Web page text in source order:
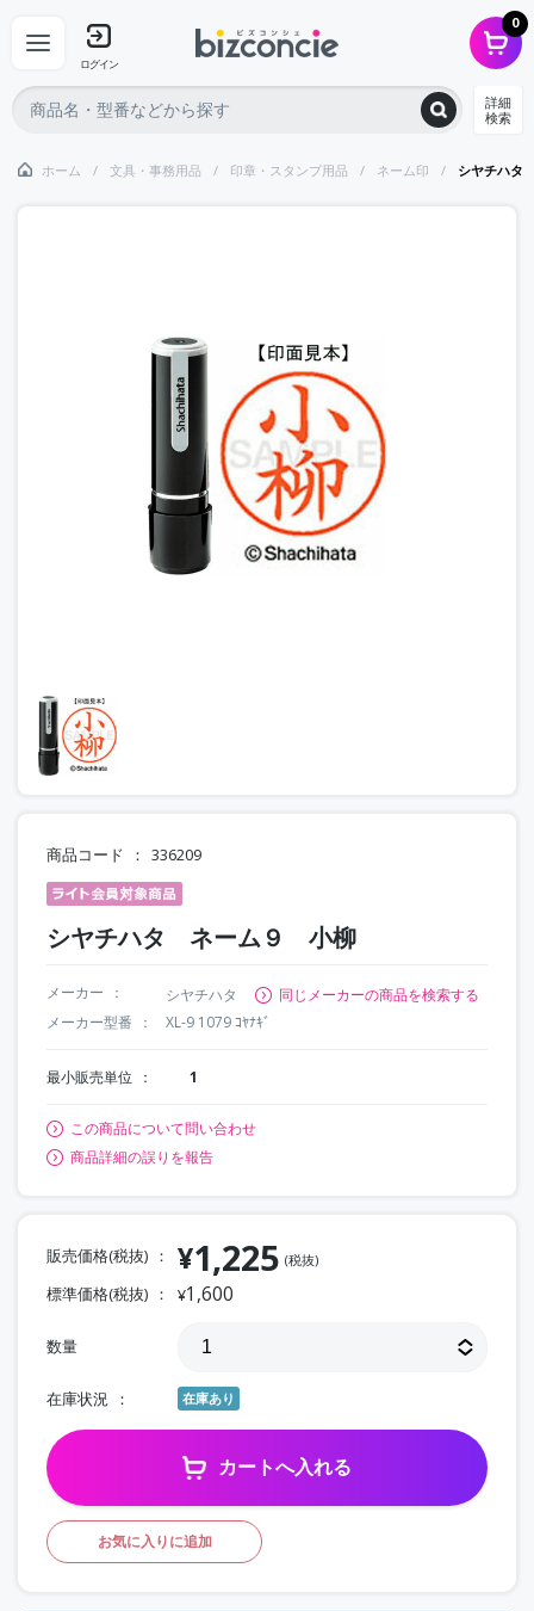
ログイン
0
詳細
検索
ホーム 文具・事務用品 印章・スタンプ用品 ネーム印 シヤチハ
商品コード 336209
シヤチハタ ネーム９ 小柳
メーカー シヤチハタ
同じメーカーの商品を検索する
メーカー型番
XL-9 1079 ｺﾔﾅｷﾞ
最小販売単位 1
この商品について問い合わせ
商品詳細の誤りを報告
販売価格(税抜) ¥1,225 (税抜)
標準価格(税抜) ¥1,600
数量
在庫状況 在庫あり
カートへ入れる
お気に入りに追加